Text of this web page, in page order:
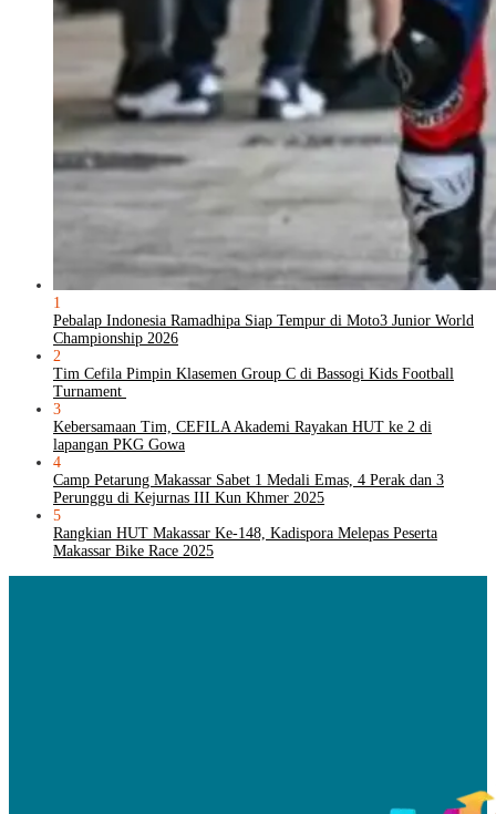
1
Pebalap Indonesia Ramadhipa Siap Tempur di Moto3 Junior World
Championship 2026
2
Tim Cefila Pimpin Klasemen Group C di Bassogi Kids Football
Turnament
3
Kebersamaan Tim, CEFILA Akademi Rayakan HUT ke 2 di
lapangan PKG Gowa
4
Camp Petarung Makassar Sabet 1 Medali Emas, 4 Perak dan 3
Perunggu di Kejurnas III Kun Khmer 2025
5
Rangkian HUT Makassar Ke-148, Kadispora Melepas Peserta
Makassar Bike Race 2025